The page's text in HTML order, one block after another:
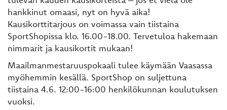
hankkinut omaasi, nyt on hyvä aika!
Kausikorttitarjous on voimassa vain tiistaina
SportShopissa klo. 16.00-18.00. Tervetuloa hakemaan
nimmarit ja kausikortit mukaan!
Maailmanmestaruuspokaali tulee käymään Vaasassa
myöhemmin kesällä. SportShop on suljettuna
tiistaina 4.6. 12:00-16:00 henkilökunnan koulutuksen
vuoksi.